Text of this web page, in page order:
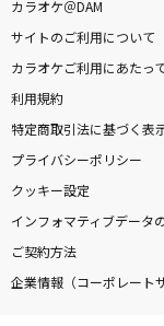
カラオケ＠DAM
サイトのご利用について
カラオケご利用にあたっ
利用規約
特定商取引法に基づく表
プライバシーポリシー
クッキー設定
インフォマティブデータ
ご契約方法
企業情報（コーポレート